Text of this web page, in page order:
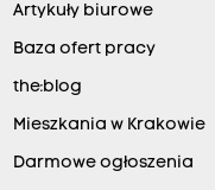
Artykuły biurowe
Baza ofert pracy
the:blog
Mieszkania w Krakowie
Darmowe ogłoszenia